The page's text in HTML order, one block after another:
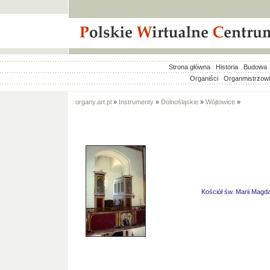
Strona główna Historia
Budowa
Organiści
organy.art.pl » Instrumenty » Dolnośląskie » Wójtowice »
Kościół św. Marii